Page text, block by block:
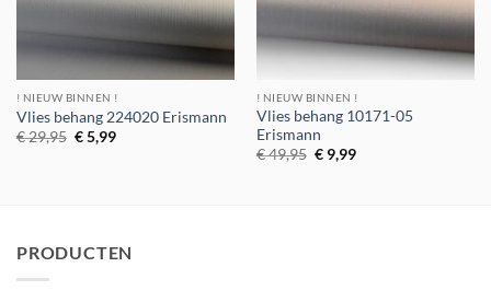
! NIEUW BINNEN !
Vlies behang 224020 Erismann
€29,95 Oorspronkelijke
prijs
€5,99Huidige
! NIEUW BINNEN !
Vlies behang 10171-05
Erismann
€49,95 Oorspronkelijke
prijs
€9,99Huidige
PRODUCTEN